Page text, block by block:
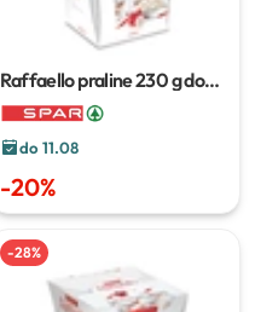
Raffaello praline230 g do
260 g
do 11.08
-20%
-28%